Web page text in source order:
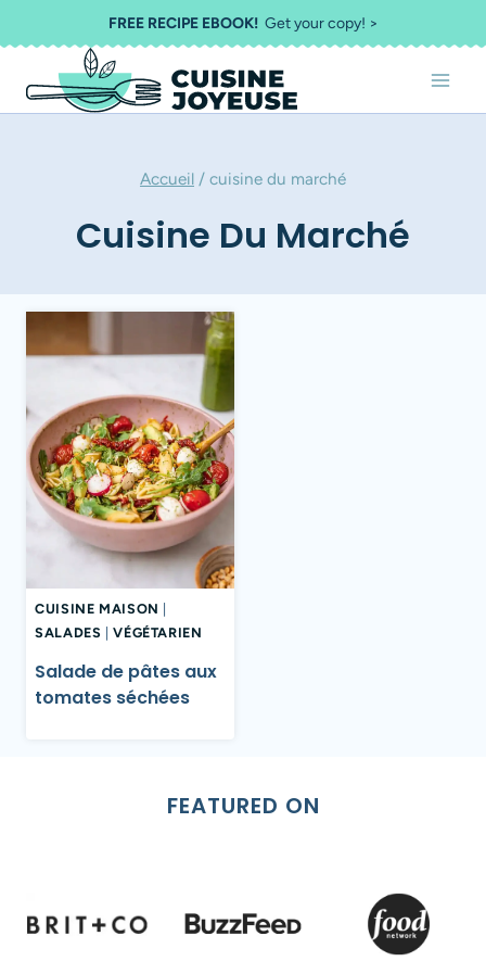
au
contenu
FREE RECIPE EBOOK!Get your copy! >
Accueil / cuisine du marché
Cuisine Du Marché
CUISINE MAISON
SALADES |VÉGÉTARIEN
Salade de pâtes aux
tomates séchées
FEATURED ON